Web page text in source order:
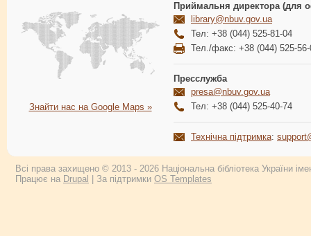
Знайти нас на Google Maps »
Приймальня директора (для
library@nbuv.gov.ua
Тел: +38 (044) 525-81-04
Тел./факс: +38 (044) 525-56-
Пресслужба
presa@nbuv.gov.ua
Тел: +38 (044) 525-40-74
Технічна підтримка:
Всі права захищено © 2013 - 2026 Національна бібліотека України
Працює на Drupal | За підтримки OS Templates